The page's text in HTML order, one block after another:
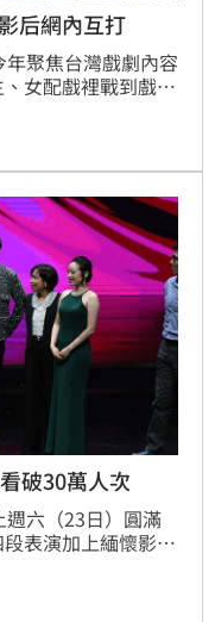
后網內互打
聚焦台灣戲劇內容
女配戲裡戰到戲
破30萬人次
六（23日）圓滿
表演加上緬懷影
古貫穿天地，寶刀